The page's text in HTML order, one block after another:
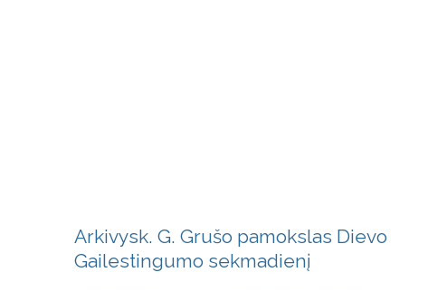
Arkivysk. G. Grušo pamokslas Dievo
Gailestingumo sekmadienį